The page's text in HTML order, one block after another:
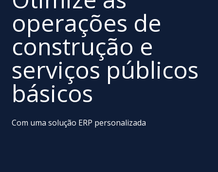
operações de
construção e
serviços públicos
básicos
Com uma solução ERP personalizada